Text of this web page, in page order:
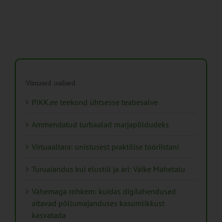
Viimased uudised
PIKK.ee teekond ühtsesse teabesalve
Ammendatud turbaalad marjapõldudeks
Virtuaaltara: unistusest praktilise tööriistani
Turuaiandus kui elustiil ja äri: Väike Mahetalu
Vähemaga rohkem: kuidas digilahendused
aitavad põllumajanduses kasumlikkust
kasvatada